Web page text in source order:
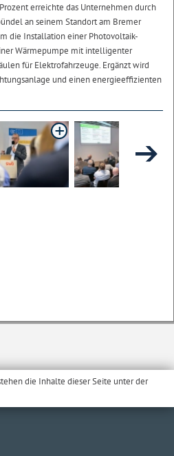
erreichte das Unternehmen durch
an seinem Standort am Bremer
die Installation einer Photovoltaik-
Wärmepumpe mit intelligenter
für Elektrofahrzeuge. Ergänzt wird
und einen energieeffizienten
die Inhalte dieser Seite unter der